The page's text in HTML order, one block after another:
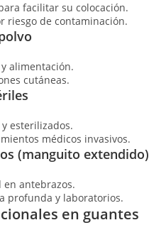
facilitar su colocación.
riesgo de contaminación.
alimentación.
cutáneas.
esterilizados.
médicos invasivos.
(manguito extendido)
antebrazos.
profunda y laboratorios.
en guantes